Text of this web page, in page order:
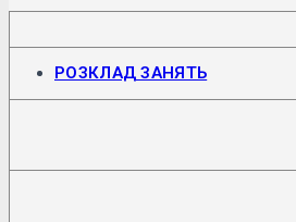
РОЗКЛАД ЗАНЯТЬ
новій